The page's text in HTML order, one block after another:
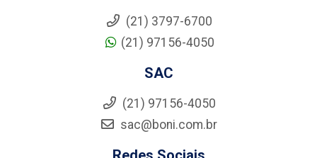
(21) 3797-6700
(21) 97156-4050
SAC
(21) 97156-4050
sac@boni.com.br